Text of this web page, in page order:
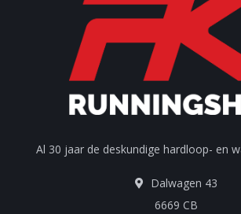
Al 30 jaar de deskundige hardloop- en
Dalwagen 43
6669 CB